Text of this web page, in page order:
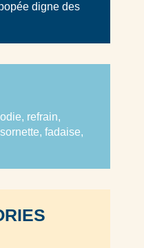
digne des
refrain,
fadaise,